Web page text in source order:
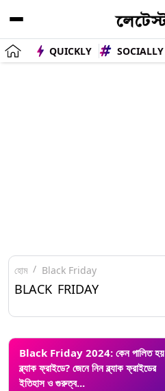
QUICKLY SOCIALLY
হোম Black Friday
BLACK FRIDAY
Black Friday 2024: কেন পালিত হয়
ব্ল্যাক ফ্রাইডে? জেনে নিন ব্ল্যাক ফ্রাইডের
ইতিহাস ও গুরুত্ব...